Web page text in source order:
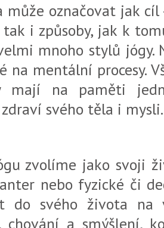
může označovat jak
tak i způsoby, jak k
mnoho stylů jógy.
na mentální procesy.
mají na paměti
svého těla i mysli.
zvolíme jako svoji
nebo fyzické či
do svého života na
chování a smýšlení,